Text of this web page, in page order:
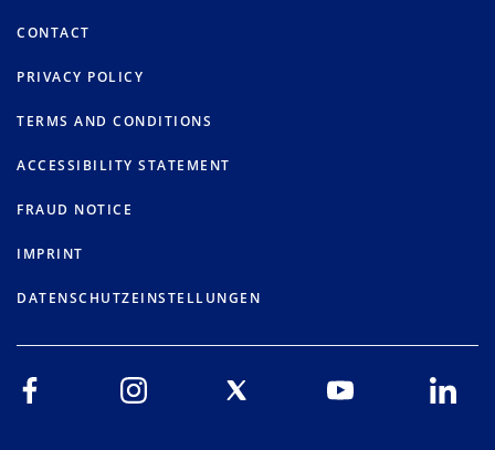
CONTACT
PRIVACY POLICY
TERMS AND CONDITIONS
ACCESSIBILITY STATEMENT
FRAUD NOTICE
IMPRINT
DATENSCHUTZEINSTELLUNGEN